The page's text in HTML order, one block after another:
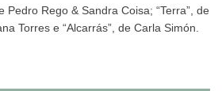
Pedro Rego & Sandra Coisa; “Terra”, de
Torres e “Alcarrás”, de Carla Simón.